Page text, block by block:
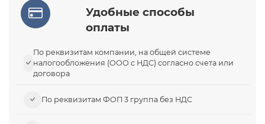
Удобные способы
оплаты
По реквизитам компании, на общей системе
налогообложения (ООО с НДС) согласно счета или
договора
По реквизитам ФОП 3 группа без НДС